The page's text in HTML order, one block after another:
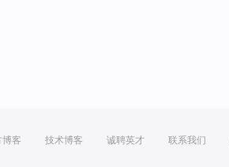
博客 技术博客 诚聘英才 联系我们